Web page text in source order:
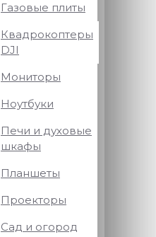
Газовые плиты
Квадрокоптеры
DJI
Мониторы
Ноутбуки
Печи и духовые
шкафы
Планшеты
Проекторы
Сад и огород